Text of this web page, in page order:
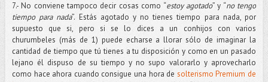
7.- No conviene tampoco decir cosas como “estoy agotado” y “no tengo
tiempo para nada”. Estás agotado y no tienes tiempo para nada, por
supuesto que si, pero si se lo dices a un conhijos con varios
churumbeles (más de 1) puede echarse a llorar sólo de imaginar la
cantidad de tiempo que tú tienes a tu disposición y como en un pasado
lejano él dispuso de su tiempo y no supo valorarlo y aprovecharlo
como hace ahora cuando consigue una hora de solterismo Premium de